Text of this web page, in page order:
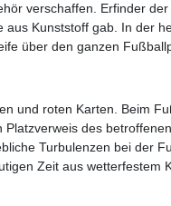
verschaffen. Erfinder
Kunststoff gab. In der
über den ganzen
und roten Karten. Beim
des
Turbulenzen bei der
Zeit aus